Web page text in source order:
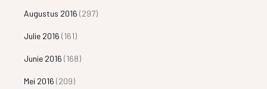
Augustus 2016 (297)
Julie 2016 (161)
Junie 2016 (168)
Mei 2016 (209)